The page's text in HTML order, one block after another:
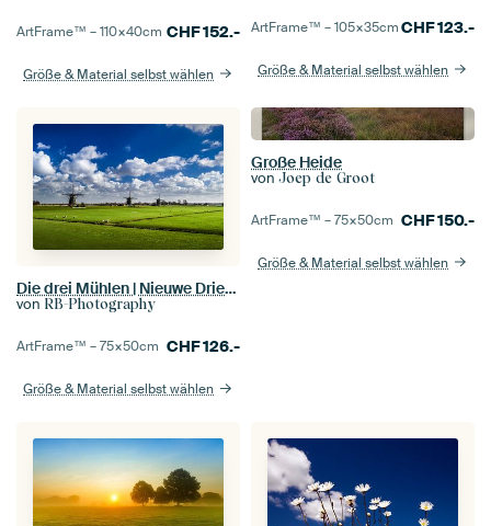
ArtFrame™ –110×40cm CHF152.-
Größe & Material selbst wählen
ArtFrame™ –105×35cmCHF123.-
Größe & Material selbst wählen
Die drei Mühlen | Nieuwe Driemanspolder | Panorama
von RB-Photography
ArtFrame™ –75×50cm CHF126.-
Größe & Material selbst wählen
Große Heide
von Joep de Groot
ArtFrame™ –75×50cm CHF150.-
Größe & Material selbst wählen